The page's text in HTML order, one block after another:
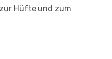
Hüfte und zum